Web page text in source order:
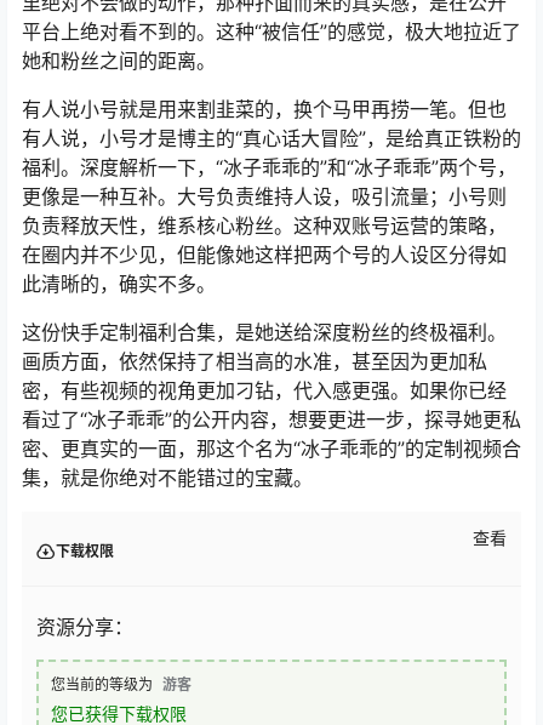
平台上绝对看不到的。这种“被信任”的感觉，极大地拉近了
她和粉丝之间的距离。
有人说小号就是用来割韭菜的，换个马甲再捞一笔。但也
有人说，小号才是博主的“真心话大冒险”，是给真正铁粉的
福利。深度解析一下，“冰子乖乖的”和“冰子乖乖”两个号，
更像是一种互补。大号负责维持人设，吸引流量；小号则
负责释放天性，维系核心粉丝。这种双账号运营的策略，
在圈内并不少见，但能像她这样把两个号的人设区分得如
此清晰的，确实不多。
这份快手定制福利合集，是她送给深度粉丝的终极福利。
画质方面，依然保持了相当高的水准，甚至因为更加私
密，有些视频的视角更加刁钻，代入感更强。如果你已经
看过了“冰子乖乖”的公开内容，想要更进一步，探寻她更私
密、更真实的一面，那这个名为“冰子乖乖的”的定制视频合
集，就是你绝对不能错过的宝藏。
下载权限
查看
资源分享：
您当前的等级为 游客
您已获得下载权限